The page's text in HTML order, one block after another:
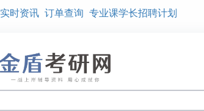
实时资讯 订单查询 专业课学长招聘计划